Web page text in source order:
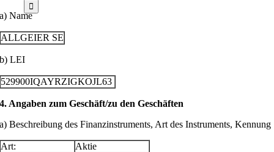
a) Name
ALLGEIER SE
b) LEI
529900IQAYRZIGKOJL63
4. Angaben zum Geschäft/zu den Geschäften
a) Beschreibung des Finanzinstruments, Art des Instruments, Kennung
Art:
Aktie